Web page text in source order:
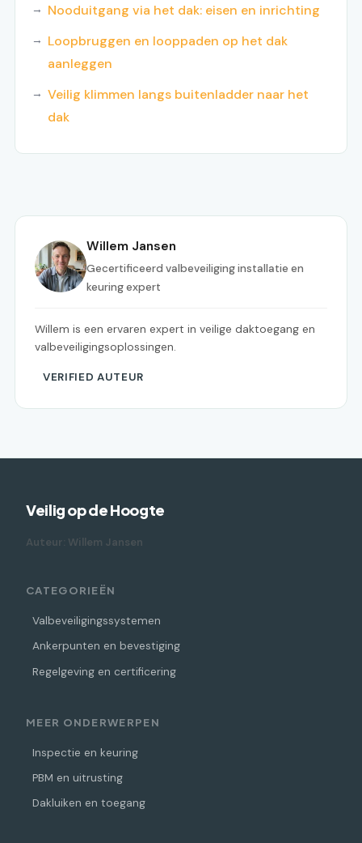
Nooduitgang via het dak: eisen en inrichting
Loopbruggen en looppaden op het dak
aanleggen
Veilig klimmen langs buitenladder naar het
dak
Willem Jansen
Gecertificeerd valbeveiliging installatie en
keuring expert
Willem is een ervaren expert in veilige daktoegang en
valbeveiligingsoplossingen.
VERIFIED AUTEUR
Veilig op de Hoogte
Auteur: Willem Jansen
CATEGORIEËN
Valbeveiligingssystemen
Ankerpunten en bevestiging
Regelgeving en certificering
MEER ONDERWERPEN
Inspectie en keuring
PBM en uitrusting
Dakluiken en toegang